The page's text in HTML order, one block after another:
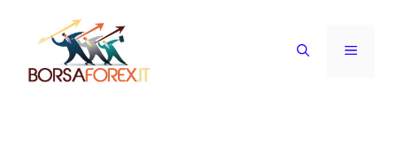
contenuto
MENU